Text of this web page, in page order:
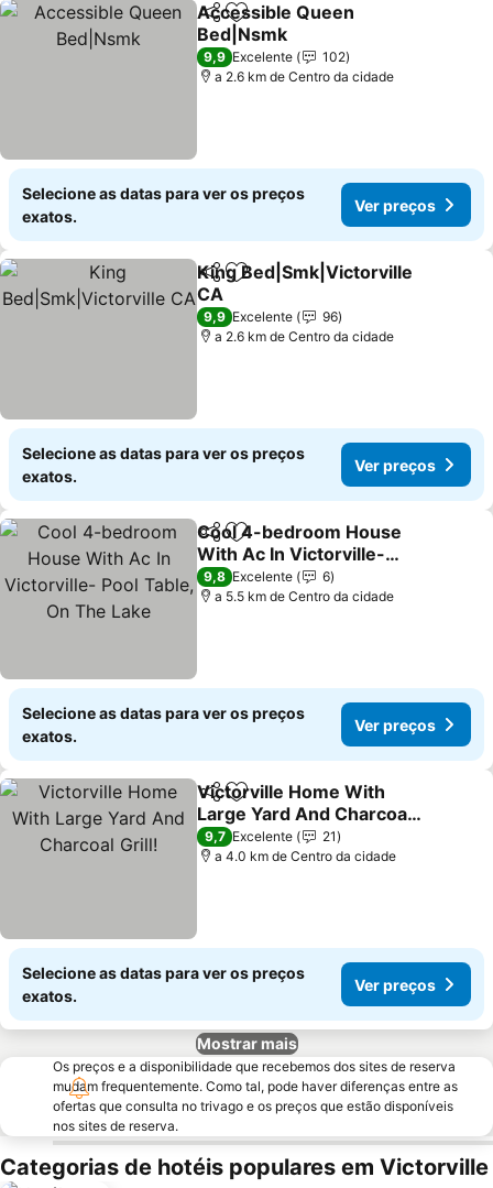
PartilharAdicionar aos favoritos
Accessible Queen
Bed|Nsmk
Ver preços
9,9 Excelente
102
a 2.6 km de Centro da cidade
Selecione as datas para ver os preços
exatos.
Ver preços
PartilharAdicionar aos favoritos
King Bed|Smk|Victorville
CA
Ver preços
9,9 Excelente
96
a 2.6 km de Centro da cidade
Selecione as datas para ver os preços
exatos.
Ver preços
PartilharAdicionar aos favoritos
Cool 4-bedroom House
With Ac In Victorville-
Pool Table, On The Lake
Ver preços
9,8 Excelente
6
a 5.5 km de Centro da cidade
Selecione as datas para ver os preços
exatos.
Ver preços
PartilharAdicionar aos favoritos
Victorville Home With
Large Yard And Charcoal
Grill!
Ver preços
9,7 Excelente
21
a 4.0 km de Centro da cidade
Selecione as datas para ver os preços
exatos.
Ver preços
Mostrar mais
Os preços e a disponibilidade que recebemos dos sites de reserva
mudam frequentemente. Como tal, pode haver diferenças entre as
ofertas que consulta no trivago e os preços que estão disponíveis
nos sites de reserva.
Categorias de hotéis populares em Victorville